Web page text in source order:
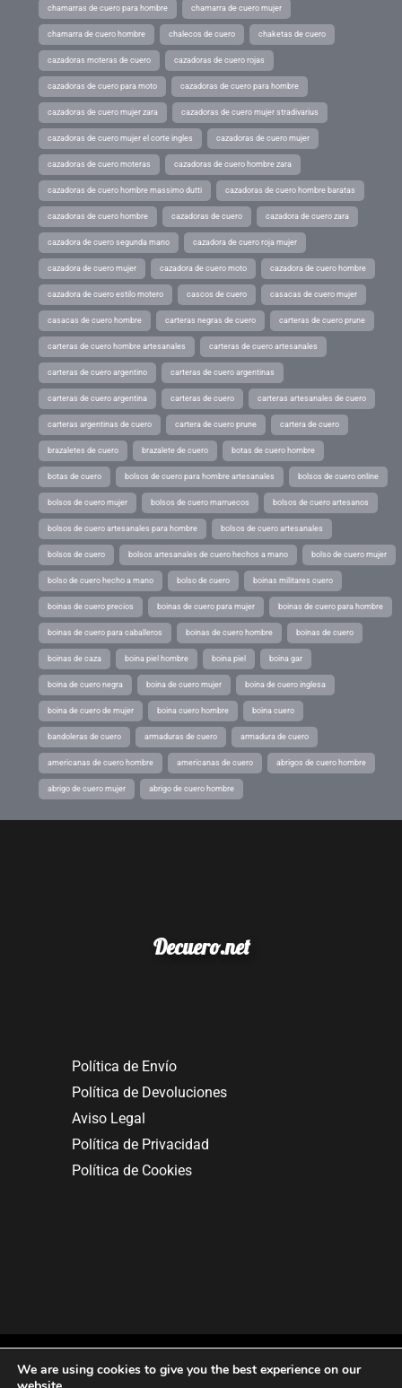
chamarras de cuero para hombre chamarra de cuero mujer
chamarra de cuero hombre chalecos de cuero chaketas de cuero
cazadoras moteras de cuero cazadoras de cuero rojas
cazadoras de cuero para moto cazadoras de cuero para hombre
cazadoras de cuero mujer zara cazadoras de cuero mujer stradivarius
cazadoras de cuero mujer el corte ingles cazadoras de cuero mujer
cazadoras de cuero moteras cazadoras de cuero hombre zara
cazadoras de cuero hombre massimo dutti cazadoras de cuero hombre baratas
cazadoras de cuero hombre cazadoras de cuero cazadora de cuero zara
cazadora de cuero segunda mano cazadora de cuero roja mujer
cazadora de cuero mujer cazadora de cuero moto cazadora de cuero hombre
cazadora de cuero estilo motero cascos de cuero casacas de cuero mujer
casacas de cuero hombre carteras negras de cuero carteras de cuero prune
carteras de cuero hombre artesanales carteras de cuero artesanales
carteras de cuero argentino carteras de cuero argentinas
carteras de cuero argentina carteras de cuero carteras artesanales de cuero
carteras argentinas de cuero cartera de cuero prune cartera de cuero
brazaletes de cuero brazalete de cuero botas de cuero hombre
botas de cuero bolsos de cuero para hombre artesanales bolsos de cuero online
bolsos de cuero mujer bolsos de cuero marruecos bolsos de cuero artesanos
bolsos de cuero artesanales para hombre bolsos de cuero artesanales
bolsos de cuero bolsos artesanales de cuero hechos a mano bolso de cuero mujer
bolso de cuero hecho a mano bolso de cuero boinas militares cuero
boinas de cuero precios boinas de cuero para mujer boinas de cuero para hombre
boinas de cuero para caballeros boinas de cuero hombre boinas de cuero
boinas de caza boina piel hombre boina piel boina gar
boina de cuero negra boina de cuero mujer boina de cuero inglesa
boina de cuero de mujer boina cuero hombre boina cuero
bandoleras de cuero armaduras de cuero armadura de cuero
americanas de cuero hombre americanas de cuero abrigos de cuero hombre
abrigo de cuero mujer abrigo de cuero hombre
Decuero.net
Política de Envío
Política de Devoluciones
Aviso Legal
Política de Privacidad
Política de Cookies
We are using cookies to give you the best experience on our